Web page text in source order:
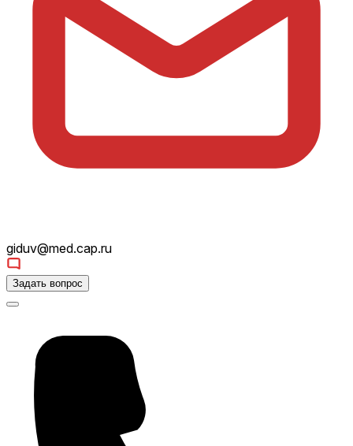
giduv@med.cap.ru
Задать вопрос